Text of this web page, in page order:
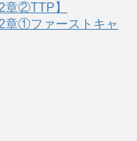
章②TTP】
章①ファーストキャ